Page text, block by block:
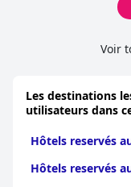
Voir
Les destinations
utilisateurs dans
Hôtels reservés
Hôtels reservés